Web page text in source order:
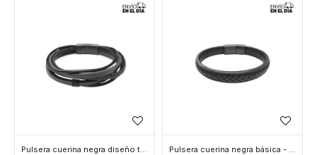
Pulsera cuerina negra diseño trenzado - Negro Pulsera cuerina negra básica - Negro